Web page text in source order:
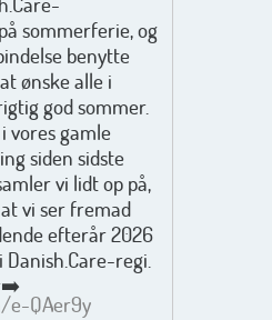
sommerferie, og
benytte
ønske alle i
god sommer.
vores gamle
siden sidste
vi lidt op på,
vi ser fremad
efterår 2026
regi.
e-QAer9y